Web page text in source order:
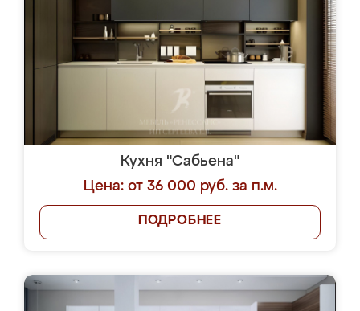
Кухня "Сабьена"
Цена: от 36 000 руб. за п.м.
ПОДРОБНЕЕ